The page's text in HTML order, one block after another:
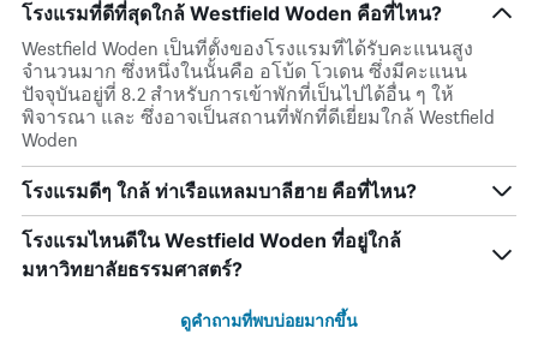
โรงแรมที่ดีที่สุดใกล้ Westfield Woden คือที่ไหน?
Westfield Woden เป็นที่ตั้งของโรงแรมที่ได้รับคะแนนสูง
จำนวนมาก ซึ่งหนึ่งในนั้นคือ อโบ้ด โวเดน ซึ่งมีคะแนน
ปัจจุบันอยู่ที่ 8.2 สำหรับการเข้าพักที่เป็นไปได้อื่น ๆ ให้
พิจารณา และ ซึ่งอาจเป็นสถานที่พักที่ดีเยี่ยมใกล้ Westfield
Woden
โรงแรมดีๆ ใกล้ ท่าเรือแหลมบาลีฮาย คือที่ไหน?
โรงแรมไหนดีใน Westfield Woden ที่อยู่ใกล้
มหาวิทยาลัยธรรมศาสตร์?
ดูคำถามที่พบบ่อยมากขึ้น